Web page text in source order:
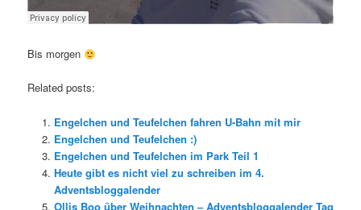
Bis morgen
Related posts:
Engelchen und Teufelchen fahren U-Bahn mit mir
Engelchen und Teufelchen :)
Engelchen und Teufelchen im Park Teil 1
Heute gibt es nicht viel zu schreiben im 4.
Adventsbloggalender
Ollis Boo über Weihnachten – Adventsbloggalender Tag